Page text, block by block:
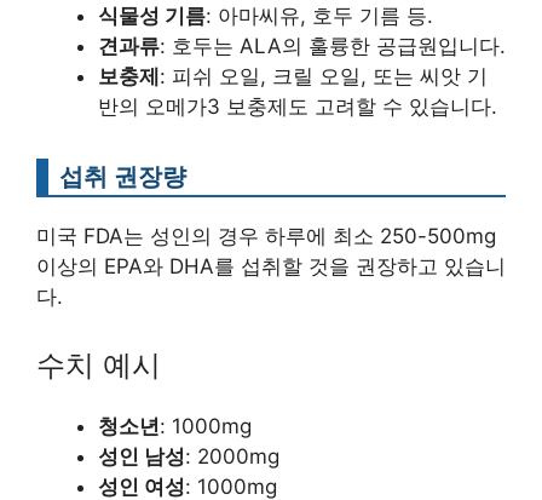
식물성 기름: 아마씨유, 호두 기름 등.
견과류: 호두는 ALA의 훌륭한 공급원입니다.
보충제 : 피쉬 오일, 크릴 오일, 또는 씨앗 기
반의 오메가3 보충제도 고려할 수 있습니다.
섭취 권장량
미국 FDA는 성인의 경우 하루에 최소 250-500mg
이상의 EPA와 DHA를 섭취할 것을 권장하고 있습니
다.
수치 예시
청소년: 1000mg
성인 남성: 2000mg
성인 여성: 1000mg